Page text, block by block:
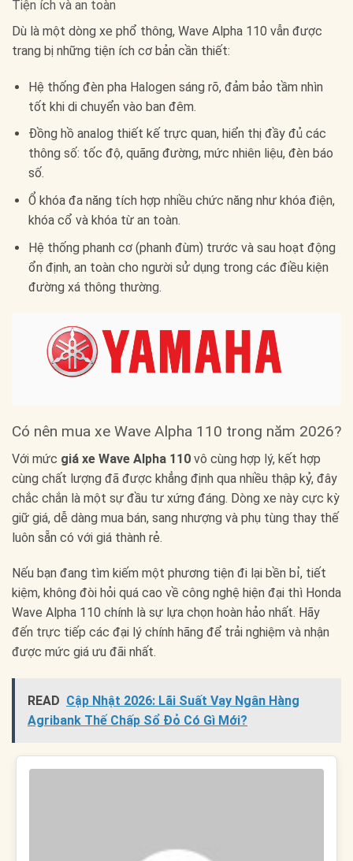
Tiện ích và an toàn
Dù là một dòng xe phổ thông, Wave Alpha 110 vẫn được
trang bị những tiện ích cơ bản cần thiết:
Hệ thống đèn pha Halogen sáng rõ, đảm bảo tầm nhìn
tốt khi di chuyển vào ban đêm.
Đồng hồ analog thiết kế trực quan, hiển thị đầy đủ các
thông số: tốc độ, quãng đường, mức nhiên liệu, đèn báo
số.
Ổ khóa đa năng tích hợp nhiều chức năng như khóa điện,
khóa cổ và khóa từ an toàn.
Hệ thống phanh cơ (phanh đùm) trước và sau hoạt động
ổn định, an toàn cho người sử dụng trong các điều kiện
đường xá thông thường.
Có nên mua xe Wave Alpha 110 trong năm 2026?
Với mức giá xe Wave Alpha 110 vô cùng hợp lý, kết hợp
cùng chất lượng đã được khẳng định qua nhiều thập kỷ, đây
chắc chắn là một sự đầu tư xứng đáng. Dòng xe này cực kỳ
giữ giá, dễ dàng mua bán, sang nhượng và phụ tùng thay thế
luôn sẵn có với giá thành rẻ.
Nếu bạn đang tìm kiếm một phương tiện đi lại bền bỉ, tiết
kiệm, không đòi hỏi quá cao về công nghệ hiện đại thì Honda
Wave Alpha 110 chính là sự lựa chọn hoàn hảo nhất. Hãy
đến trực tiếp các đại lý chính hãng để trải nghiệm và nhận
được mức giá ưu đãi nhất.
READ Cập Nhật 2026: Lãi Suất Vay Ngân Hàng
Agribank Thế Chấp Sổ Đỏ Có Gì Mới?